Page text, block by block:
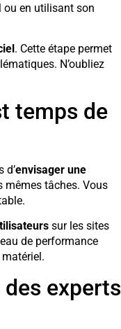
ou en utilisant son
. Cette étape permet
N’oubliez
temps de
d’envisager une
mêmes tâches. Vous
sur les sites
de performance
des experts